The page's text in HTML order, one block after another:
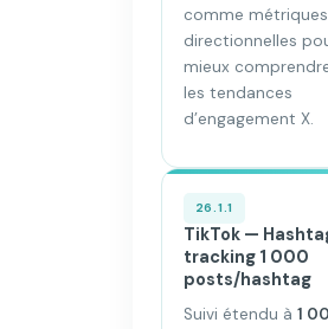
comme métriques
directionnelles
mieux
les tendances
d’engagement X.
26.1.1
TikTok —
tracking 1 000
posts/hashtag
Suivi étendu à 1